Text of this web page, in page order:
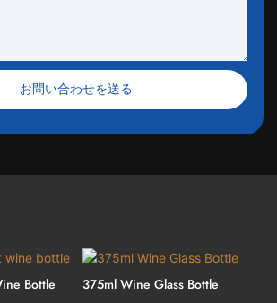
お問い合わせを送る
Bottle 375ml Wine Glass Bottle